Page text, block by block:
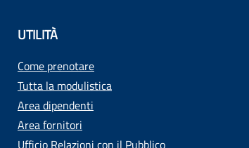
UTILITÀ
Come prenotare
Tutta la modulistica
Area dipendenti
Area fornitori
Ufficio Relazioni con il Pubblico